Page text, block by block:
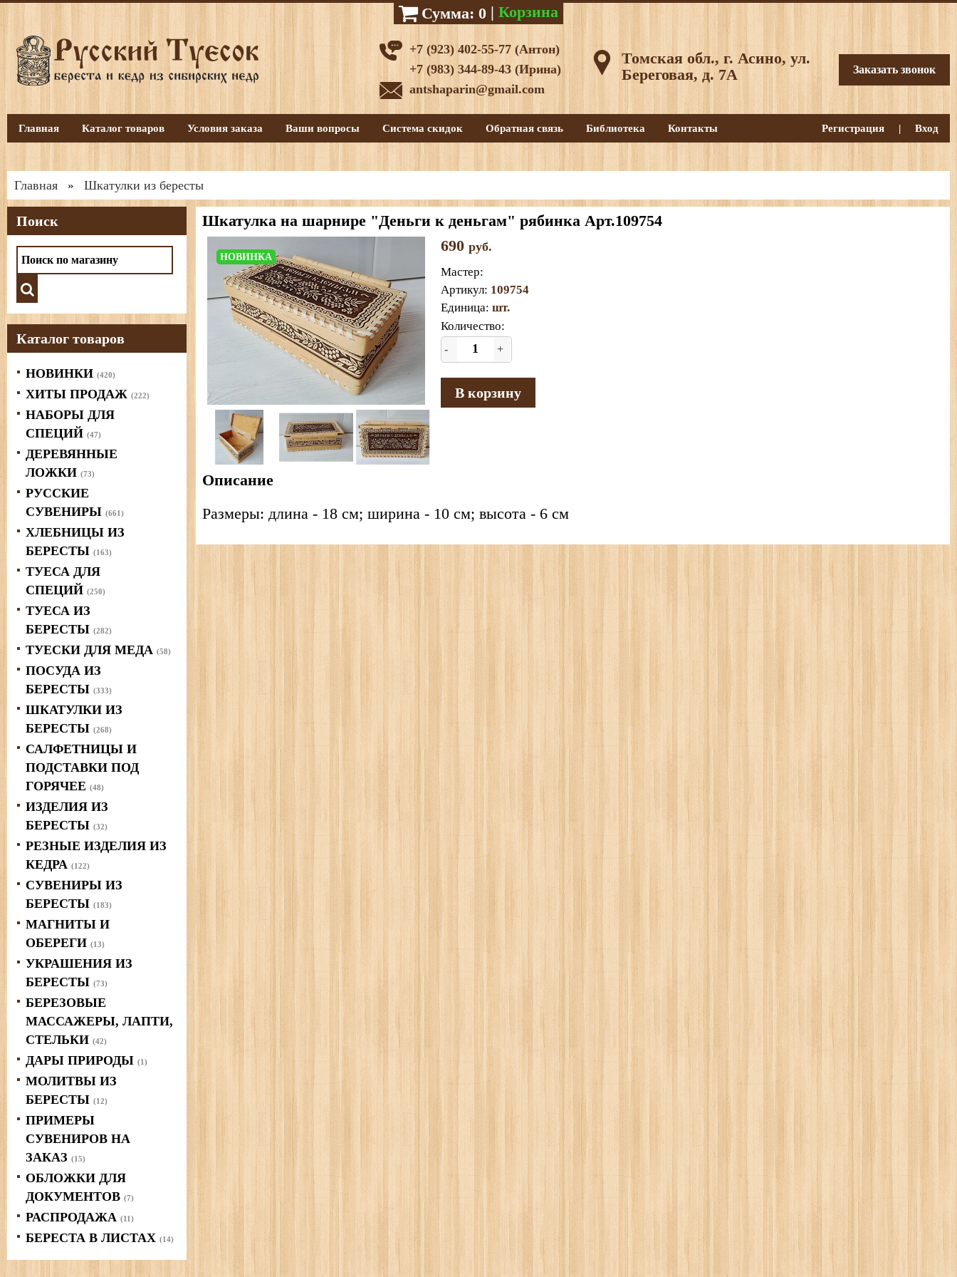
Сумма: 0 | Корзина
Главная Каталог товаров Условия заказа Ваши вопросы Система скидок Обратная связь Библиотека Контакты Регистрация | Вход
+7 (923) 402-55-77 (Антон)
+7 (983) 344-89-43 (Ирина)
antshaparin@gmail.com
Томская обл., г. Асино, ул.
Береговая, д. 7А
Заказать звонок
Главная » Шкатулки из бересты
Шкатулка на шарнире "Деньги к деньгам" рябинка Арт.109754
НОВИНКА
690 руб.
Мастер:
Артикул: 109754
Единица: шт.
Количество:
- +
В корзину
Описание
Размеры: длина - 18 см; ширина - 10 см; высота - 6 см
Поиск
Каталог товаров
НОВИНКИ (420)
ХИТЫ ПРОДАЖ (222)
НАБОРЫ ДЛЯ
СПЕЦИЙ (47)
ДЕРЕВЯННЫЕ
ЛОЖКИ (73)
РУССКИЕ
СУВЕНИРЫ (661)
ХЛЕБНИЦЫ ИЗ
БЕРЕСТЫ (163)
ТУЕСА ДЛЯ
СПЕЦИЙ (250)
ТУЕСА ИЗ
БЕРЕСТЫ (282)
ТУЕСКИ ДЛЯ МЕДА (58)
ПОСУДА ИЗ
БЕРЕСТЫ (333)
ШКАТУЛКИ ИЗ
БЕРЕСТЫ (268)
САЛФЕТНИЦЫ И
ПОДСТАВКИ ПОД
ГОРЯЧЕЕ (48)
ИЗДЕЛИЯ ИЗ
БЕРЕСТЫ (32)
РЕЗНЫЕ ИЗДЕЛИЯ ИЗ
КЕДРА (122)
СУВЕНИРЫ ИЗ
БЕРЕСТЫ (183)
МАГНИТЫ И
ОБЕРЕГИ (13)
УКРАШЕНИЯ ИЗ
БЕРЕСТЫ (73)
БЕРЕЗОВЫЕ
МАССАЖЕРЫ, ЛАПТИ,
СТЕЛЬКИ (42)
ДАРЫ ПРИРОДЫ (1)
МОЛИТВЫ ИЗ
БЕРЕСТЫ (12)
ПРИМЕРЫ
СУВЕНИРОВ НА
ЗАКАЗ (15)
ОБЛОЖКИ ДЛЯ
ДОКУМЕНТОВ (7)
РАСПРОДАЖА (11)
БЕРЕСТА В ЛИСТАХ (14)